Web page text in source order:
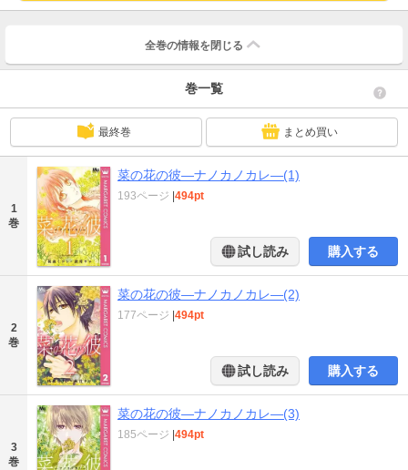
全巻の情報を 閉じる
巻一覧
最終巻 まとめ買い
1
巻
菜の花の彼―ナノカノカレ―(1)
193ページ 494pt
試し読み 購入する
2
巻
菜の花の彼―ナノカノカレ―(2)
177ページ 494pt
試し読み 購入する
3
巻
菜の花の彼―ナノカノカレ―(3)
185ページ 494pt